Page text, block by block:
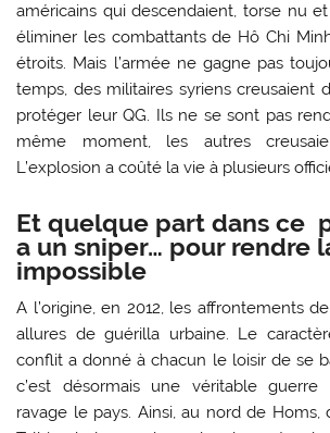
américains qui descendaient, torse nu
éliminer les combattants de Hô Chi
étroits. Mais l’armée ne gagne pas
temps, des militaires syriens creusaient
protéger leur QG. Ils ne se sont pas
même moment, les autres
L’explosion a coûté la vie à plusieurs
Et quelque part dans ce
a un sniper… pour rendre
impossible
A l’origine, en 2012, les affrontements
allures de guérilla urbaine. Le
conflit a donné à chacun le loisir de se
c’est désormais une véritable
ravage le pays. Ainsi, au nord de